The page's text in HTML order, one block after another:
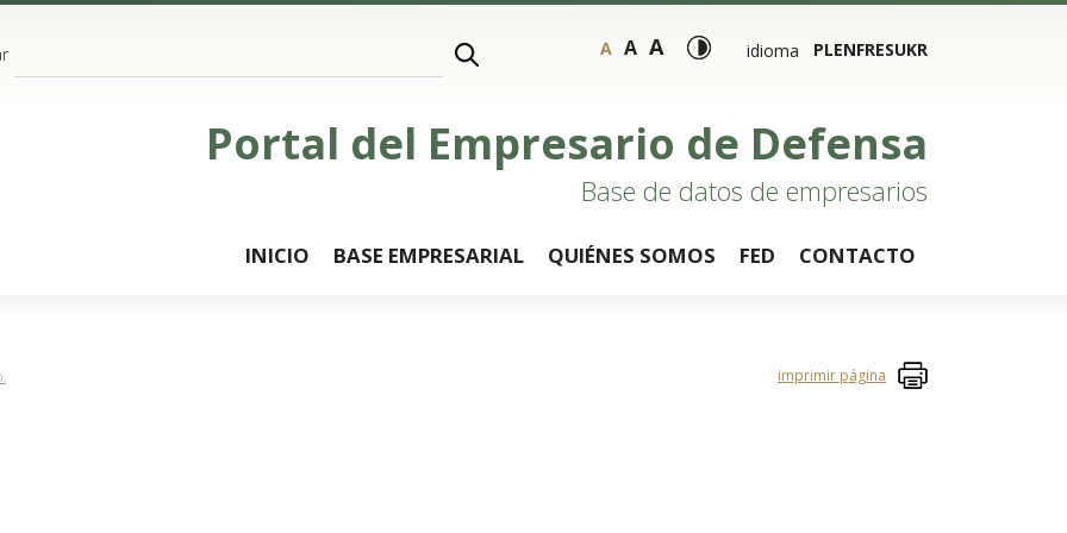
A A A idioma PLENFRESUKR
Portal del Empresario de Defensa
Base de datos de empresarios
INICIO BASE EMPRESARIAL QUIÉNES SOMOS FED CONTACTO
imprimir página